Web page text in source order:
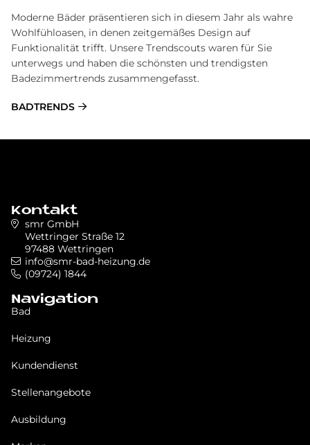
Moderne Bäder präsentieren sich in diesem Jahr als wahre
Wohlfühloasen, in denen zeitgemäßes Design auf
Funktionalität trifft. Unsere Trendscouts waren für Sie
unterwegs und haben die schönsten und trendigsten
Badezimmertrends zusammengefasst.
BADTRENDS
Kontakt
smr GmbH
Wettringer Straße 12
97488 Wettringen
info@smr-bad-heizung.de
(09724) 1844
Navigation
Bad
Heizung
Kundendienst
Stellenangebote
Ausbildung